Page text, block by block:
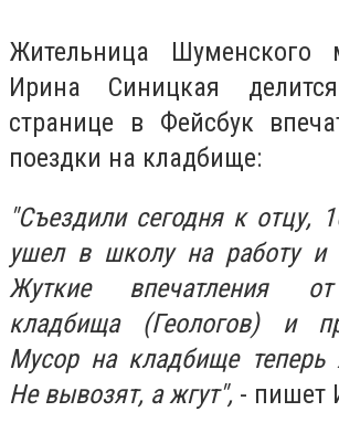
Жительница Шуменского
Ирина Синицкая
странице в Фейсбук
поездки на кладбище:
"Съездили сегодня к отцу,
ушел в школу на работу и
Жуткие впечатления
кладбища (Геологов) и
Мусор на кладбище теперь
Не вывозят, а жгут", - пишет